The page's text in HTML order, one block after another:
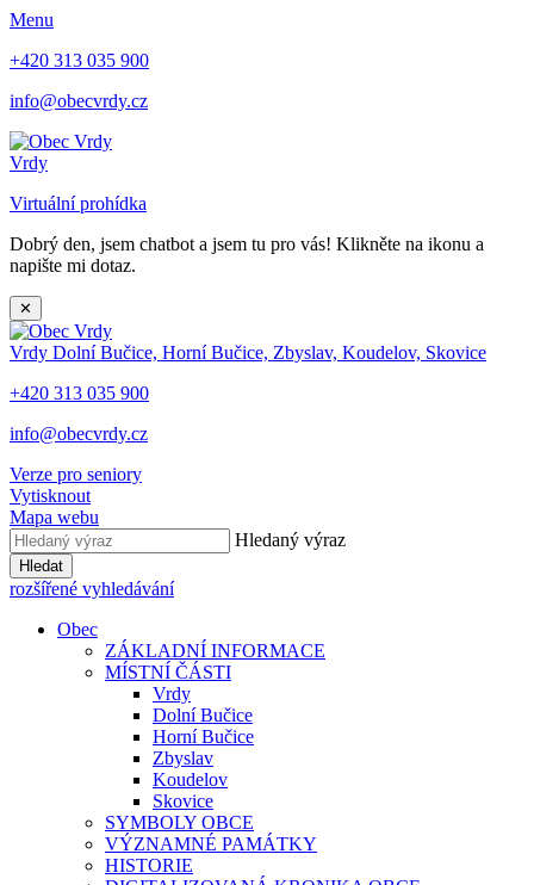
Menu
+420 313 035 900
info@obecvrdy.cz
Vrdy
Virtuální prohídka
Dobrý den, jsem chatbot a jsem tu pro vás! Klikněte na ikonu a
napište mi dotaz.
✕
Vrdy Dolní Bučice, Horní Bučice, Zbyslav, Koudelov, Skovice
+420 313 035 900
info@obecvrdy.cz
Verze pro seniory
Vytisknout
Mapa webu
Hledaný výraz
Hledat
rozšířené vyhledávání
Obec
ZÁKLADNÍ INFORMACE
MÍSTNÍ ČÁSTI
Vrdy
Dolní Bučice
Horní Bučice
Zbyslav
Koudelov
Skovice
SYMBOLY OBCE
VÝZNAMNÉ PAMÁTKY
HISTORIE